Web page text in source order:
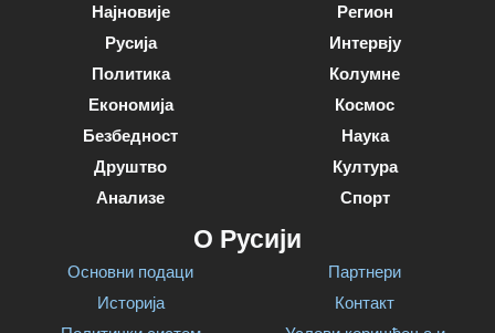
Најновије
Русија
Политика
Економија
Безбедност
Друштво
Анализе
Регион
Интервју
Колумне
Космос
Наука
Култура
Спорт
О Русији
Основни подаци
Историја
Партнери
Контакт